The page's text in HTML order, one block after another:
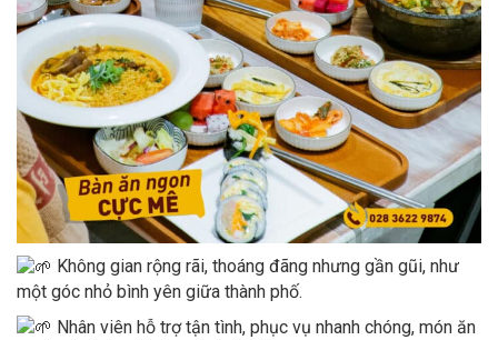
Không gian rộng rãi, thoáng đãng nhưng gần gũi, như
một góc nhỏ bình yên giữa thành phố.
Nhân viên hỗ trợ tận tình, phục vụ nhanh chóng, món ăn